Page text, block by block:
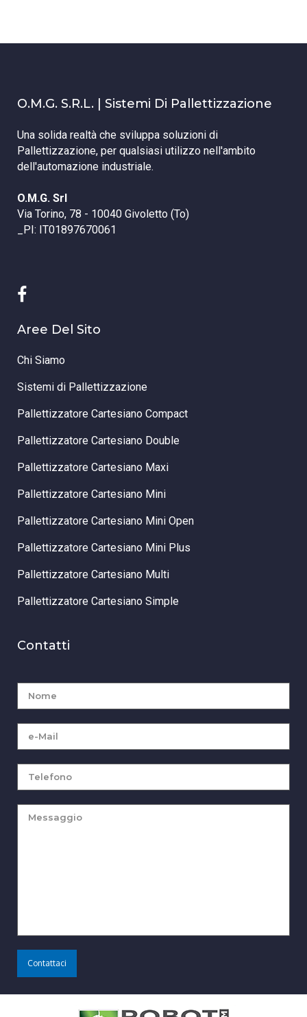
O.M.G. S.r.l. | Sistemi Di Pallettizzazione
Una solida realtà che sviluppa soluzioni di
Pallettizzazione, per qualsiasi utilizzo nell'ambito
dell'automazione industriale.
O.M.G. Srl
Via Torino, 78 - 10040 Givoletto (To)
_PI: IT01897670061
Aree Del Sito
Chi Siamo
Sistemi di Pallettizzazione
Pallettizzatore Cartesiano Compact
Pallettizzatore Cartesiano Double
Pallettizzatore Cartesiano Maxi
Pallettizzatore Cartesiano Mini
Pallettizzatore Cartesiano Mini Open
Pallettizzatore Cartesiano Mini Plus
Pallettizzatore Cartesiano Multi
Pallettizzatore Cartesiano Simple
Contatti